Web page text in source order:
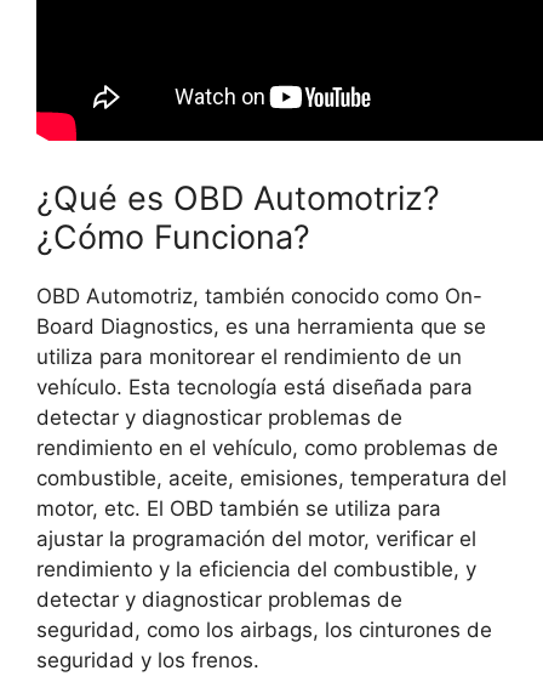
¿Qué es OBD Automotriz?
¿Cómo Funciona?
OBD Automotriz, también conocido como On-
Board Diagnostics, es una herramienta que se
utiliza para monitorear el rendimiento de un
vehículo. Esta tecnología está diseñada para
detectar y diagnosticar problemas de
rendimiento en el vehículo, como problemas de
combustible, aceite, emisiones, temperatura del
motor, etc. El OBD también se utiliza para
ajustar la programación del motor, verificar el
rendimiento y la eficiencia del combustible, y
detectar y diagnosticar problemas de
seguridad, como los airbags, los cinturones de
seguridad y los frenos.